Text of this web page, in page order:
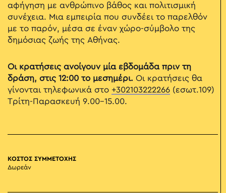
αφήγηση με ανθρώπινο βάθος και πολιτισμική
συνέχεια. Μια εμπειρία που συνδέει το παρελθόν
με το παρόν, μέσα σε έναν χώρο-σύμβολο της
δημόσιας ζωής της Αθήνας.
Οι κρατήσεις ανοίγουν μία εβδομάδα πριν τη
δράση, στις 12:00 το μεσημέρι. Οι κρατήσεις θα
γίνονται τηλεφωνικά στο +302103222266 (εσωτ.109)
Τρίτη-Παρασκευή 9.00-15.00.
ΚΟΣΤΟΣ ΣΥΜΜΕΤΟΧΗΣ
Δωρεάν